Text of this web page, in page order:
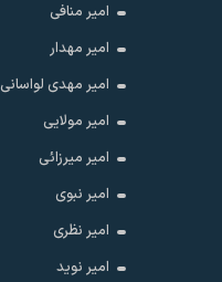
امیر منافی
امیر مهدار
امیر مهدی لواسانی
امیر مولایی
امیر میرزائی
امیر نبوی
امیر نظری
امیر نوید